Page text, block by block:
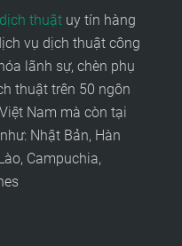
thuậtuy tín hàng
vụ dịch thuật công
lãnh sự, chèn phụ
thuật trên 50 ngôn
Nam mà còn tại
Nhật Bản, Hàn
Campuchia,